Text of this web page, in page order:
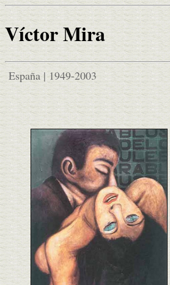
Víctor Mira
España | 1949-2003